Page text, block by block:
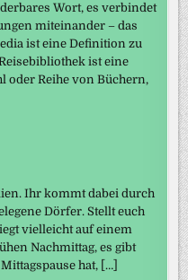
Wort, es verbindet
miteinander – das
ist eine Definition zu
ist eine
oder Reihe von Büchern,
Ihr kommt dabei durch
Dörfer. Stellt euch
vielleicht auf einem
Nachmittag, es gibt
hat, […]